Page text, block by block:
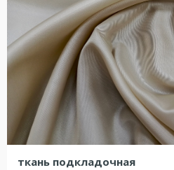
ткань подкладочная